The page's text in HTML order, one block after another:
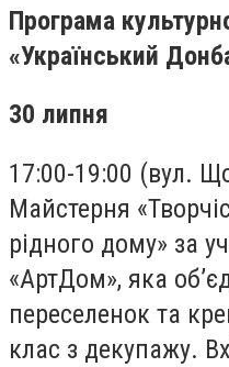
Програма
«Український
30 липня
17:00-19:00 (вул.
Майстерня
рідного дому» за
«АртДом», яка
переселенок та
клас з декупажу.